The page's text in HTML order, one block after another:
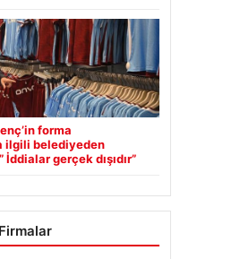
forma
ilgili belediyeden
gerçek dışıdır”